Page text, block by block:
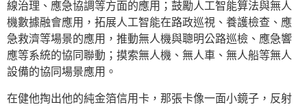
線治理、應急協調等方面的應用；鼓勵人工智能算法與無人
機數據融會應用，拓展人工智能在路政巡視、養護檢查、應
急救濟等場景的應用，推動無人機與聰明公路巡檢、應急響
應等系統的協同聯動；摸索無人機、無人車、無人船等無人
設備的協同場景應用。
在健他掏出他的純金箔信用卡，那張卡像一面小鏡子，反射